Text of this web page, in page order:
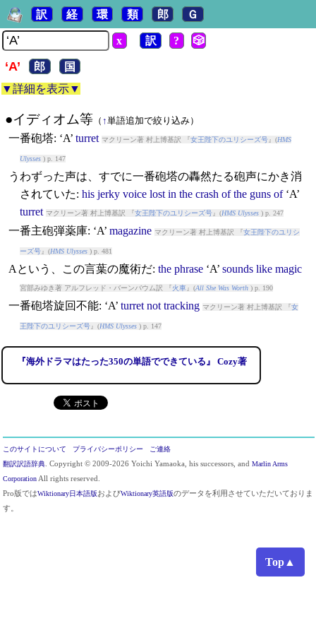
Top▲
訳 経 環 類 郎 Ｇ
x 訳 ? 🎲
‘A’ 郎
国
▼詳細を表示▼
●イディオム等（ ↑単語追加で絞り込み）
一番砲塔: ‘A’ turret マクリーン著 村上博基訳 『女王陛下のユリシーズ号』(HMS
Ulysses) p. 147
うわずった声は、すでに一番砲塔の轟然たる砲声にかき消
されていた: his jerky voice lost in the crash of the guns of ‘A’
turret マクリーン著 村上博基訳 『女王陛下のユリシーズ号』(HMS Ulysses) p. 247
一番主砲弾薬庫: ‘A’ magazine マクリーン著 村上博基訳 『女王陛下のユリシ
ーズ号』(HMS Ulysses) p. 481
Aという、この言葉の魔術だ: the phrase ‘A’ sounds like magic
宮部みゆき著 アルフレッド・バーンバウム訳 『火車 』(All She Was Worth) p. 190
一番砲塔旋回不能: ‘A’ turret not tracking マクリーン著 村上博基訳 『女
王陛下のユリシーズ号』(HMS Ulysses) p. 147
『海外ドラマはたった350の単語でできている』 Cozy著
このサイトについて プライバシーポリシー
ご連絡
翻訳訳語辞典 . Copyright © 2009-2026 Yoichi Yamaoka, his successors, and Marlin Arms
Corporation All rights reserved.
Pro版ではWiktionary日本語版およびWiktionary英語版のデータを利用させていただいておりま
す。